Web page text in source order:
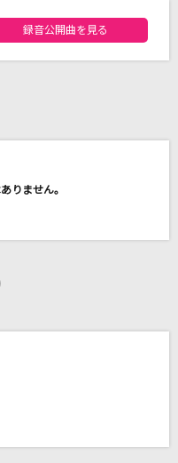
ェック！
リーランキング
録音公開曲を見る